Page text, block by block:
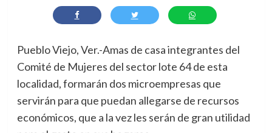
Pueblo Viejo, Ver.-Amas de casa integrantes del
Comité de Mujeres del sector lote 64 de esta
localidad, formarán dos microempresas que
servirán para que puedan allegarse de recursos
económicos, que a la vez les serán de gran utilidad